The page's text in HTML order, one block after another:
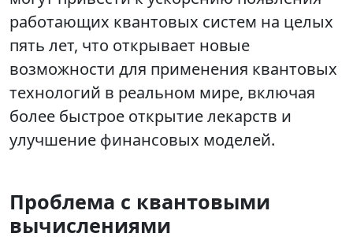
работающих квантовых систем на целых
пять лет, что открывает новые
возможности для применения квантовых
технологий в реальном мире, включая
более быстрое открытие лекарств и
улучшение финансовых моделей.
Проблема с квантовыми
вычислениями